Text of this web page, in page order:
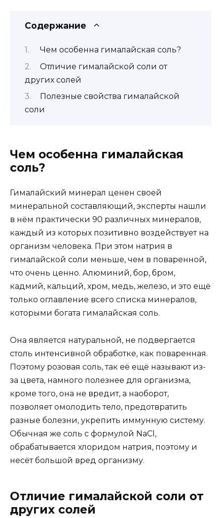
Содержание
Чем особенна гималайская соль?
Отличие гималайской соли от
других солей
Полезные свойства гималайской
соли
Чем особенна гималайская
соль?
Гималайский минерал ценен своей
минеральной составляющий, эксперты нашли
в нём практически 90 различных минералов,
каждый из которых позитивно воздействует на
организм человека. При этом натрия в
гималайской соли меньше, чем в поваренной,
что очень ценно. Алюминий, бор, бром,
кадмий, кальций, хром, медь, железо, и это ещё
только оглавление всего списка минералов,
которыми богата гималайская соль.
Она является натуральной, не подвергается
столь интенсивной обработке, как поваренная.
Поэтому розовая соль, так её ещё называют из-
за цвета, намного полезнее для организма,
кроме того, она не вредит, а наоборот,
позволяет омолодить тело, предотвратить
разные болезни, укрепить иммунную систему.
Обычная же соль с формулой NaCl,
обрабатывается хлоридом натрия, поэтому и
несёт большой вред организму.
Отличие гималайской соли от
других солей